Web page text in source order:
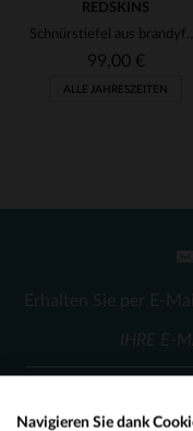
VERFÜGBARE GRÖSSEN
41 43
REDSKINS
Schnürstiefel
99,00 €
ALLE JAHRESZEITEN
Erhalten Sie per E-
Navigieren Sie dank